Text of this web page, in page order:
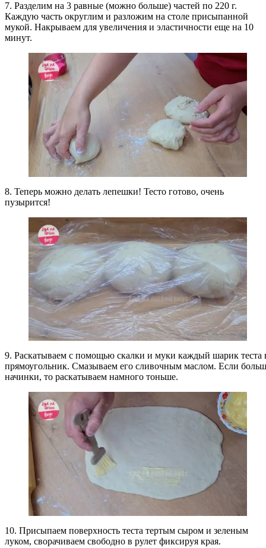
7. Разделим на 3 равные (можно больше) частей по 220 г.
Каждую часть округлим и разложим на столе присыпанной
мукой. Накрываем для увеличения и эластичности еще на 10
минут.
8. Теперь можно делать лепешки! Тесто готово, очень
пузырится!
9. Раскатываем с помощью скалки и муки каждый шарик теста
прямоугольник. Смазываем его сливочным маслом. Если
начинки, то раскатываем намного тоньше.
10. Присыпаем поверхность теста тертым сыром и зеленым
луком, сворачиваем свободно в рулет фиксируя края.